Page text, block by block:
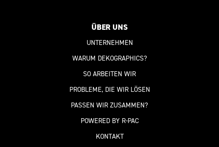
ÜBER UNS
UNTERNEHMEN
WARUM DEKOGRAPHICS?
SO ARBEITEN WIR
PROBLEME, DIE WIR LÖSEN
PASSEN WIR ZUSAMMEN?
POWERED BY R-PAC
KONTAKT